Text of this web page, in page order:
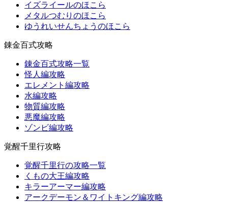
イズライールのほこら
メタルつむりのほこら
ゆうれいせんちょうのほこら
錬金百式攻略
錬金百式攻略一覧
怪人編攻略
エレメント編攻略
水編攻略
物質編攻略
悪魔編攻略
ゾンビ編攻略
覚醒千里行攻略
覚醒千里行の攻略一覧
くもの大王編攻略
キラーアーマー編攻略
アークデーモン＆ワイトキング編攻略